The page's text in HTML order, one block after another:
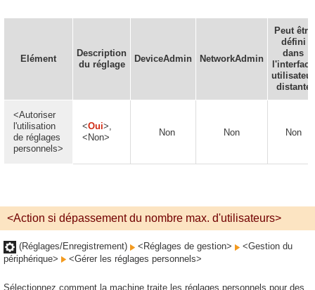
Elément
Description
du réglage
DeviceAdmin NetworkAdmin
Peut être
défini
dans
l'interface
utilisateur
distante
<Autoriser
l'utilisation
de réglages
personnels>
<Oui>,
<Non>
Non Non Non
<Action si dépassement du nombre max. d'utilisateurs>
(Réglages/Enregistrement) <Réglages de gestion>
<Gestion du
périphérique>
<Gérer les réglages personnels>
Sélectionnez comment la machine traite les réglages personnels pour des